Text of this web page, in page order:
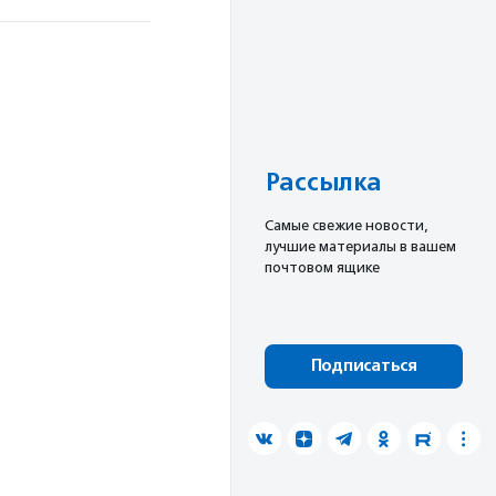
Рассылка
Cамые свежие новости,
лучшие материалы в вашем
почтовом ящике
Подписаться